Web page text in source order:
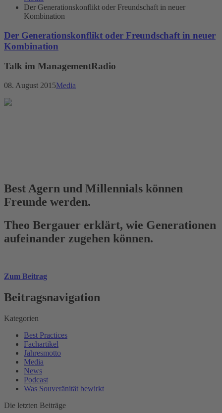
Der Generationskonflikt oder Freundschaft in neuer
Kombination
Der Generationskonflikt oder Freundschaft in neuer
Kombination
Talk im ManagementRadio
08. August 2015Media
Best Agern und Millennials können
Freunde werden.
Theo Bergauer erklärt, wie Generationen
aufeinander zugehen können.
Zum Beitrag
Beitragsnavigation
Kategorien
Best Practices
Fachartikel
Jahresmotto
Media
News
Podcast
Was Souveränität bewirkt
Die letzten Beiträge